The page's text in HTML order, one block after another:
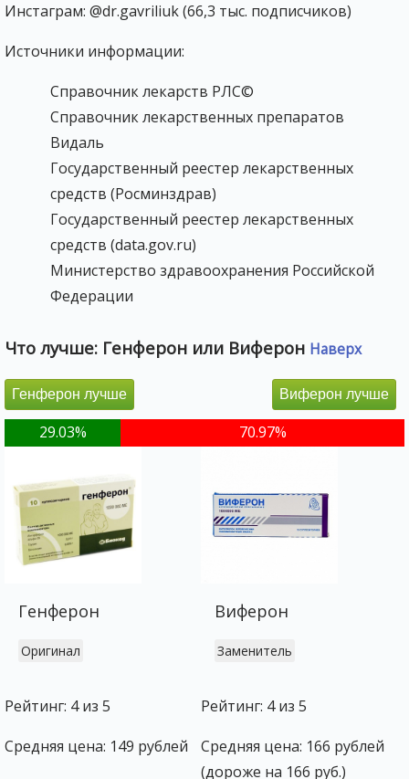
Инстаграм: @dr.gavriliuk (66,3 тыс. подписчиков)
Источники информации:
Справочник лекарств РЛС©
Справочник лекарственных препаратов
Видаль
Государственный реестер лекарственных
средств (Росминздрав)
Государственный реестер лекарственных
средств (data.gov.ru)
Министерство здравоохранения Российской
Федерации
Что лучше: Генферон или Виферон Наверх
Генферон лучше Виферон лучше
29.03% 70.97%
Генферон
Оригинал
Рейтинг: 4 из 5
Средняя цена: 149 рублей
Виферон
Заменитель
Рейтинг: 4 из 5
Средняя цена: 166 рублей
(дороже на 166 руб.)